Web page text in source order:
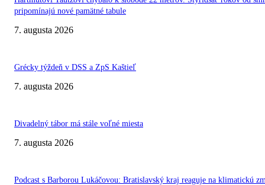
pripomínajú nové pamätné tabule
7. augusta 2026
Grécky týždeň v DSS a ZpS Kaštieľ
7. augusta 2026
Divadelný tábor má stále voľné miesta
7. augusta 2026
Podcast s Barborou Lukáčovou: Bratislavský kraj reaguje na klimatickú